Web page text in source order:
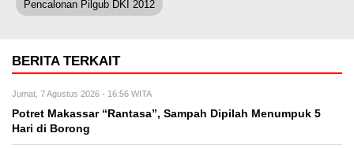
Pencalonan Pilgub DKI 2012
BERITA TERKAIT
Jumat, 7 Agustus 2026 - 16:56 WITA
Potret Makassar “Rantasa”, Sampah Dipilah Menumpuk 5
Hari di Borong